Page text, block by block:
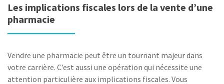
Les implications fiscales lors de la vente d’une
pharmacie
Vendre une pharmacie peut être un tournant majeur dans
votre carrière. C’est aussi une opération qui nécessite une
attention particulière aux implications fiscales. Vous